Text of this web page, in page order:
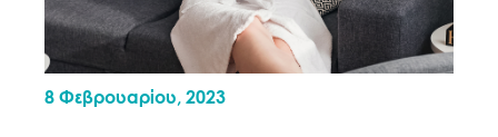
8 Φεβρουαρίου, 2023